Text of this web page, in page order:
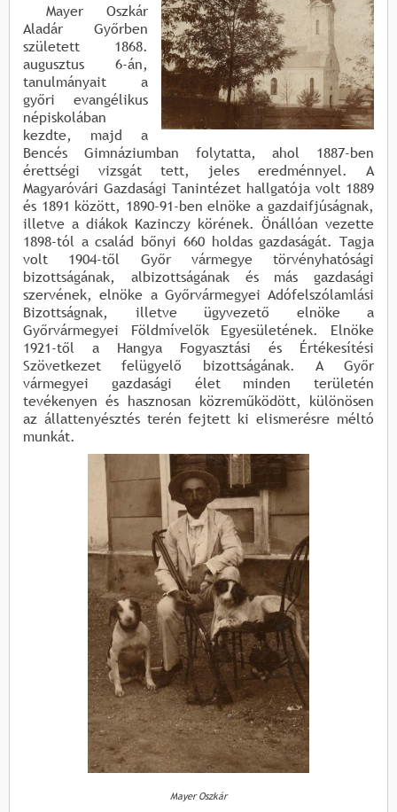
Mayer Oszkár
Aladár Győrben
született 1868.
augusztus 6-án,
tanulmányait a
győri evangélikus
népiskolában
kezdte, majd a
Bencés Gimnáziumban folytatta, ahol 1887-ben
érettségi vizsgát tett, jeles eredménnyel. A
Magyaróvári Gazdasági Tanintézet hallgatója volt 1889
és 1891 között, 1890-91-ben elnöke a gazdaifjúságnak,
illetve a diákok Kazinczy körének. Önállóan vezette
1898-tól a család bőnyi 660 holdas gazdaságát. Tagja
volt 1904-től Győr vármegye törvényhatósági
bizottságának, albizottságának és más gazdasági
szervének, elnöke a Győrvármegyei Adófelszólamlási
Bizottságnak, illetve ügyvezető elnöke a
Győrvármegyei Földmívelők Egyesületének. Elnöke
1921-től a Hangya Fogyasztási és Értékesítési
Szövetkezet felügyelő bizottságának. A Győr
vármegyei gazdasági élet minden területén
tevékenyen és hasznosan közreműködött, különösen
az állattenyésztés terén fejtett ki elismerésre méltó
munkát.
Mayer Oszkár